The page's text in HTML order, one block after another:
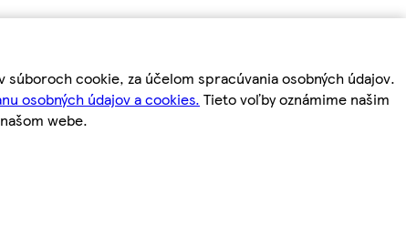
cookie, za účelom spracúvania osobných údajov.
osobných údajov a cookies. Tieto voľby oznámime našim
webe.